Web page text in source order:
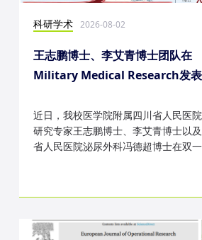
科研学术 2026-08-02
王志鹏博士、李艾青博士团队在
Military Medical Research发
近日，我校医学院附属四川省人民医
研究专家王志鹏博士、李艾青博士以
省人民医院泌尿外科冯德超博士在双